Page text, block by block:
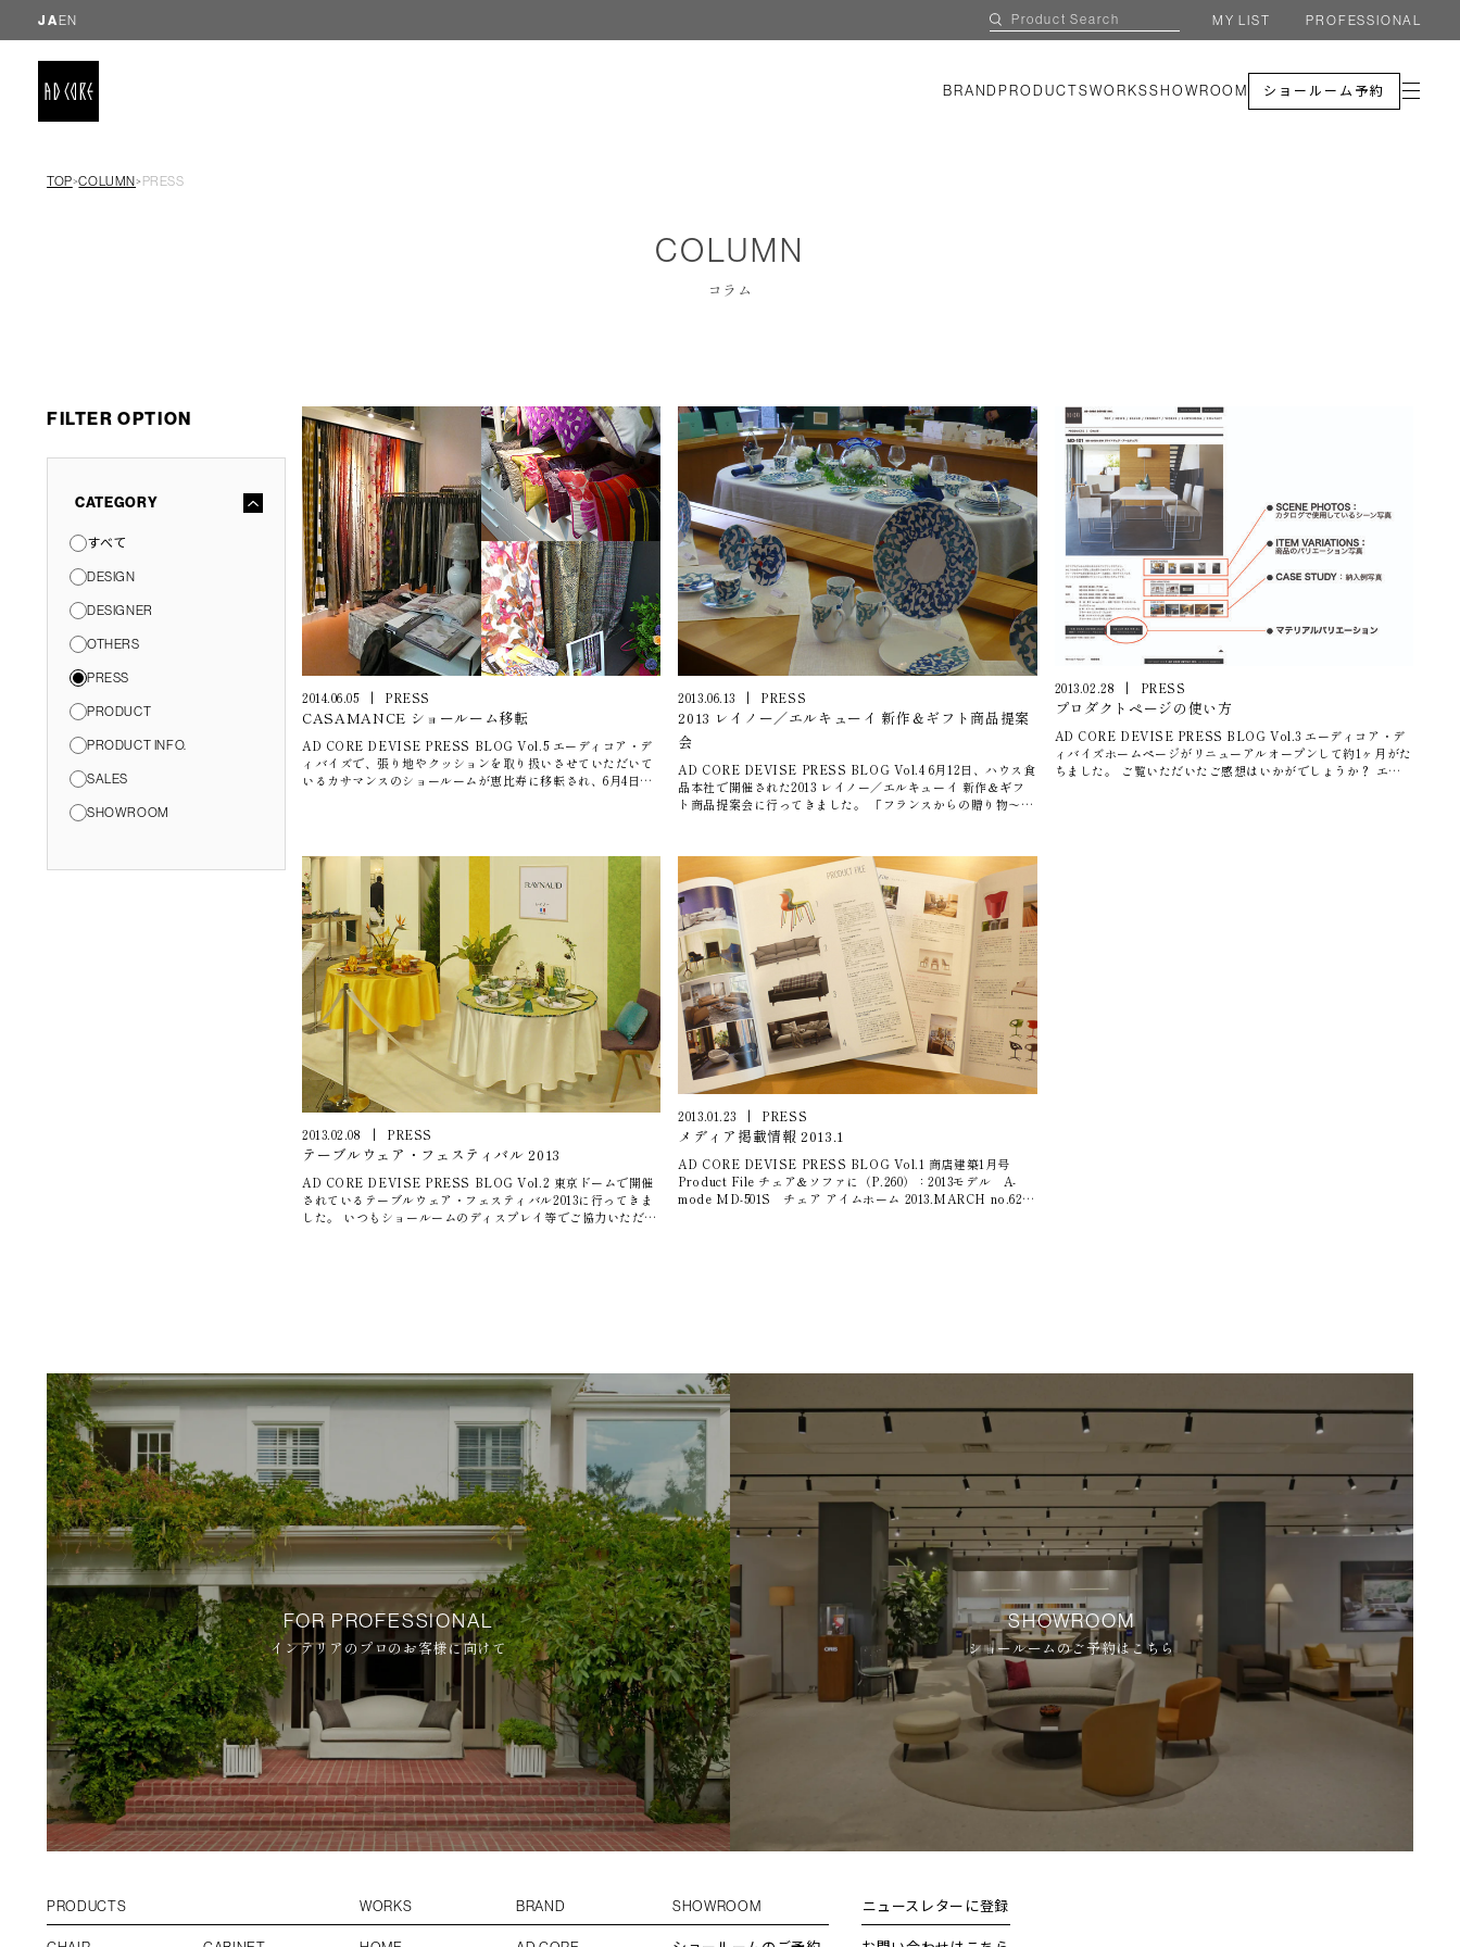
EN
JA MY LIST PROFESSIONAL
BRAND PRODUCTSWORKSSHOWROOM ショールーム予約
TOP＞COLUMN＞ PRESS
COLUMN
コラム
FILTER OPTION
CATEGORY
すべて
DESIGN
DESIGNER
OTHERS
PRESS
PRODUCT
PRODUCT INFO.
SALES
SHOWROOM
2014.06.05 | PRESS
CASAMANCE ショールーム移転
AD CORE DEVISE PRESS BLOG Vol.5 エーディコア・デ
ィバイズで、張り地やクッションを取り扱いさせていただいて
いるカサマンスのショールームが恵比寿に移転され、6月4日に
やかで上品な色にあふれていて、自然に心が浮き立ちます。オ
ープニングに際して、当社のオリジナル照明（RA-061)のシェ
ードをカサマンスの布地で製作して展示していただいていま
す。ファブリックの使い方ひとつでイメージがずいぶん変わる
ものです。是非この機会に、カサマンスの新ショールームを覗
いてみてください。 今月末には、エーディコア・ディバイズと
カサマンスの両方で、お互いのショールームをお勧めできるよ
うな楽しいキャンペーンを企画中です。詳細が決定しましたら
お知らせしますので、お楽しみに。 CASAMANCEのサイトへ
2013.06.13 | PRESS
2013 レイノー／エルキューイ 新作＆ギフト商品提案
会
AD CORE DEVISE PRESS BLOG Vol.4 6月12日、ハウス食
品本社で開催された2013 レイノー／エルキューイ 新作＆ギフ
ト商品提案会に行ってきました。 「フランスからの贈り物〜
先生のテーブルセッティングと様々なギフトシーンを想定した
展示にとても楽しませていただきました。見れば見るほど欲し
くなる器ばかりです。器に負けないような料理ができるように
なってから手に入れるのか、器にあわせて料理の腕を上げてい
くべきなのか、、、迷うところです。 展示の中では、エーデ
ィコア・ディバイズのチェアも使っていただき、素敵なディス
プレイは見応え満点でした。 （エーディコア・ディバイズ 広
報 吉房 幹） レイノー／エルキューイ サイトへ ア・ラ・タ
ーブル サイトへ
2013.02.28 | PRESS
プロダクトページの使い方
AD CORE DEVISE PRESS BLOG Vol.3 エーディコア・デ
ィバイズホームページがリニューアルオープンして約1ヶ月がた
ちました。 ご覧いただいたご感想はいかがでしょうか？ エー
2013.02.08 | PRESS
テーブルウェア・フェスティバル 2013
AD CORE DEVISE PRESS BLOG Vol.2 東京ドームで開催
されているテーブルウェア・フェスティバル2013に行ってきま
した。 いつもショールームのディスプレイ等でご協力いただい
すが、間崎先生のキュートなお人柄 とレイノーの食器にもっと
触れたくなったので、早く新しいセミナーの企画をしなくて
は。 テーブルウェア・フェスティバル2013は2月11日（祝）ま
で開催しています。是非、見に行ってみてください。 その場で
買えるものもたくさんあって楽しいですよ。（エーディコア・
ディバイズ 広報／吉房 幹） レイノーサイトはこちら
ア・ラ・ターブルサイトはこちら
2013.01.23 | PRESS
メディア掲載情報 2013.1
AD CORE DEVISE PRESS BLOG Vol.1 商店建築1月号
Product File チェア＆ソファに（P.260）：2013モデル A-
mode MD-501S チェア アイムホーム 2013.MARCH no.62
FOR PROFESSIONAL
インテリアのプロのお客様に向けて
SHOWROOM
ショールームのご予約はこちら
PRODUCTS WORKS BRAND SHOWROOM ニュースレターに登録